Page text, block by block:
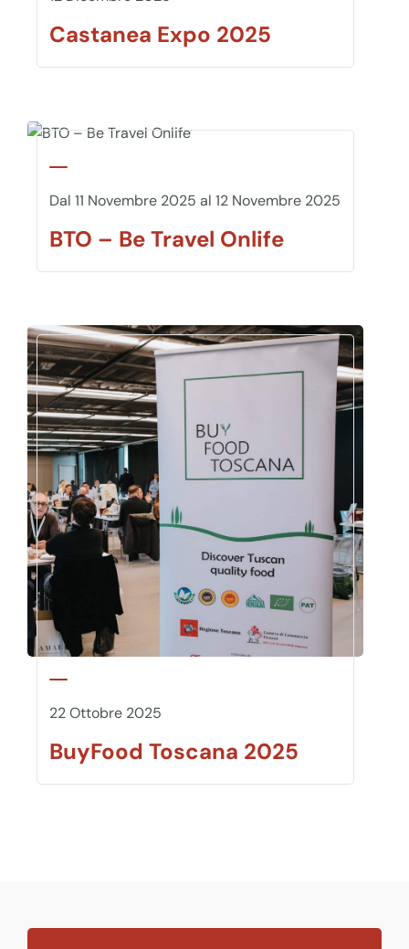
Castanea Expo 2025
Dal 11 Novembre 2025 al 12 Novembre 2025
BTO – Be Travel Onlife
22 Ottobre 2025
BuyFood Toscana 2025